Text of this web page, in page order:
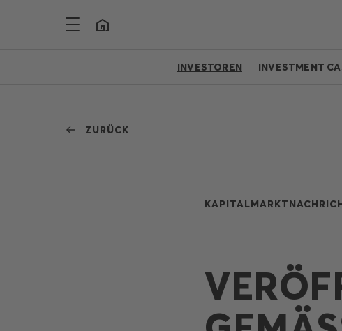
INVESTOREN INVESTMENT
ZURÜCK